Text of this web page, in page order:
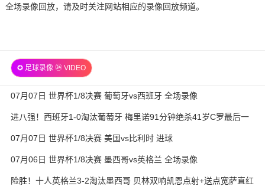
全场录像回放，请及时关注网站相应的录像回放频道。
✪ 足球录像 ㉔ VIDEO
07月07日 世界杯1/8决赛 葡萄牙vs西班牙 全场录像
进八强！西班牙1-0淘汰葡萄牙 梅里诺91分钟绝杀41岁C罗最后一
07月07日 世界杯1/8决赛 美国vs比利时 进球
07月06日 世界杯1/8决赛 墨西哥vs英格兰 全场录像
险胜！十人英格兰3-2淘汰墨西哥 贝林双响凯恩点射+送点宽萨直红